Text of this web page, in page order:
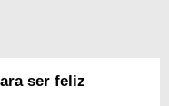
ser feliz